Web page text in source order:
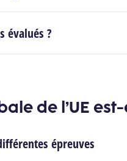
évalués ?
de l’UE
épreuves